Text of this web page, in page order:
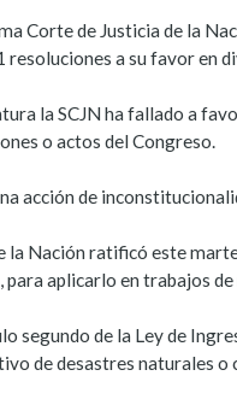
Corte de Justicia de la
a su favor en
la SCJN ha fallado a
o actos del Congreso.
acción de
la Nación ratificó este
para aplicarlo en trabajos
segundo de la Ley de
de desastres naturales o